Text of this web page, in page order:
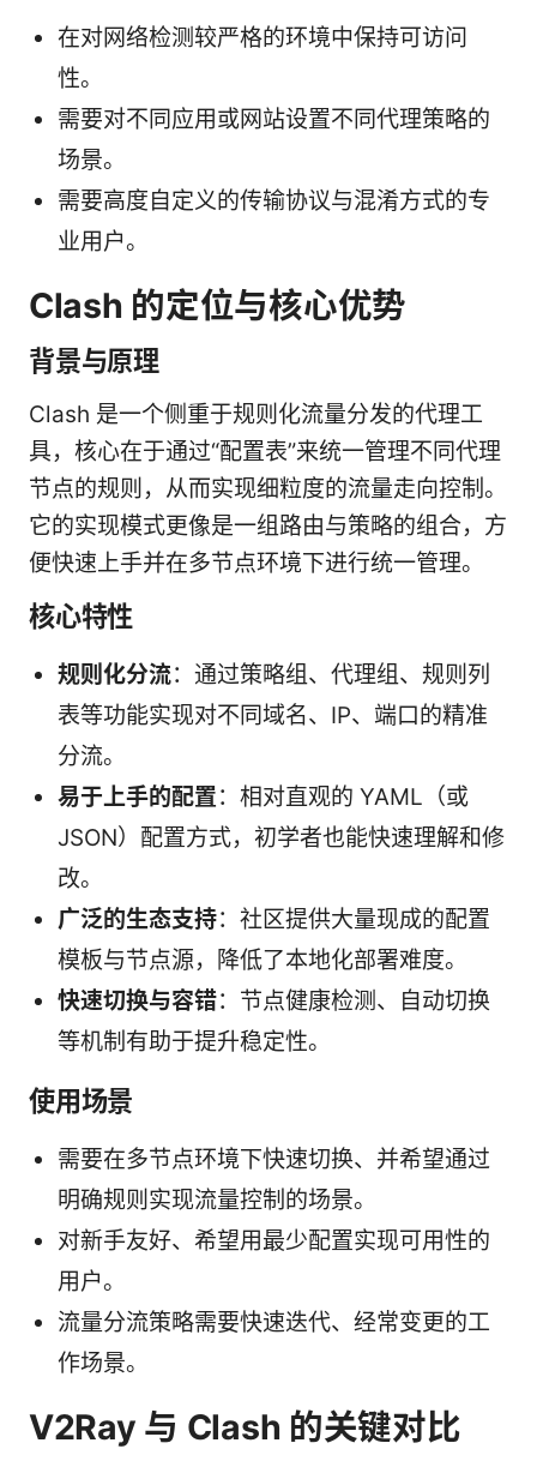
在对网络检测较严格的环境中保持可访问
性。
需要对不同应用或网站设置不同代理策略的
场景。
需要高度自定义的传输协议与混淆方式的专
业用户。
Clash 的定位与核心优势
背景与原理
Clash 是一个侧重于规则化流量分发的代理工
具，核心在于通过“配置表”来统一管理不同代理
节点的规则，从而实现细粒度的流量走向控制。
它的实现模式更像是一组路由与策略的组合，方
便快速上手并在多节点环境下进行统一管理。
核心特性
规则化分流：通过策略组、代理组、规则列
表等功能实现对不同域名、IP、端口的精准
分流。
易于上手的配置：相对直观的 YAML（或
JSON）配置方式，初学者也能快速理解和修
改。
广泛的生态支持：社区提供大量现成的配置
模板与节点源，降低了本地化部署难度。
快速切换与容错：节点健康检测、自动切换
等机制有助于提升稳定性。
使用场景
需要在多节点环境下快速切换、并希望通过
明确规则实现流量控制的场景。
对新手友好、希望用最少配置实现可用性的
用户。
流量分流策略需要快速迭代、经常变更的工
作场景。
V2Ray 与 Clash 的关键对比